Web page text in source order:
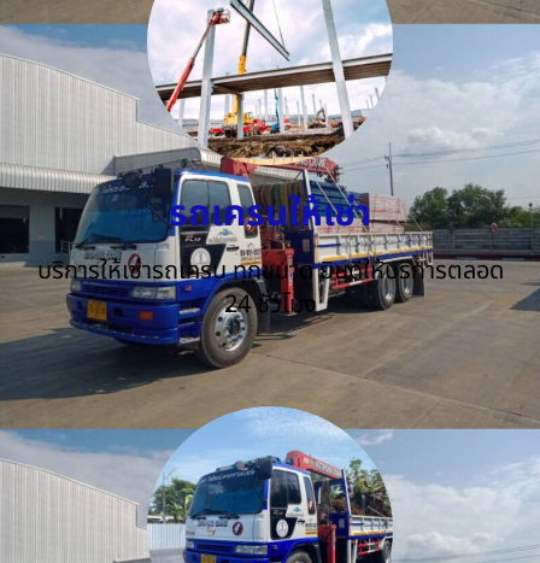
รถเครนให้เช่า
บริการให้เช่ารถเครน ทุกขนาด ยินดีให้บริการตลอด
24 ชั่วโมง